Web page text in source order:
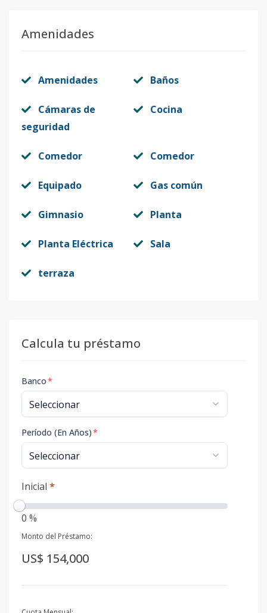
Amenidades
Amenidades Baños
Cámaras de
seguridad
Cocina
Comedor Comedor
Equipado Gas común
Gimnasio Planta
Planta Eléctrica Sala
terraza
Calcula tu préstamo
Banco*
Período (En Años)*
Inicial *
0 %
Monto del Préstamo:
US$ 154,000